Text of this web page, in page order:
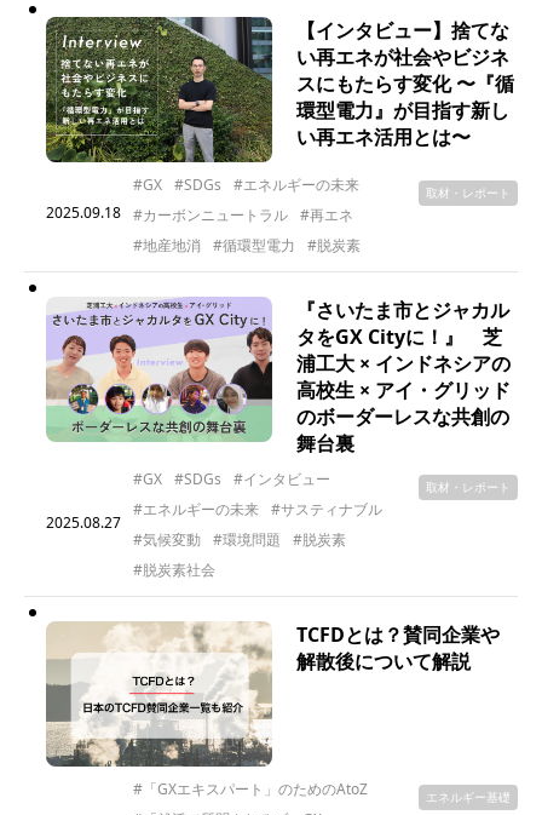
【インタビュー】捨てな
い再エネが社会やビジネ
スにもたらす変化 〜『循
環型電力』が目指す新し
い再エネ活用とは〜
2025.09.18
#GX #SDGs
#エネルギーの未来
#カーボンニュートラル
#再エネ
#地産地消
#循環型電力 #脱炭素
取材・レポート
『さいたま市とジャカル
タをGX Cityに！』 芝
浦工大 × インドネシアの
高校生 × アイ・グリッド
のボーダーレスな共創の
舞台裏
2025.08.27
#GX #SDGs
#インタビュー
#エネルギーの未来
#サスティナブル
#気候変動
#環境問題
#脱炭素
#脱炭素社会
取材・レポート
TCFDとは？賛同企業や
解散後について解説
#「GXエキスパート」のためのAtoZ
エネルギー基礎